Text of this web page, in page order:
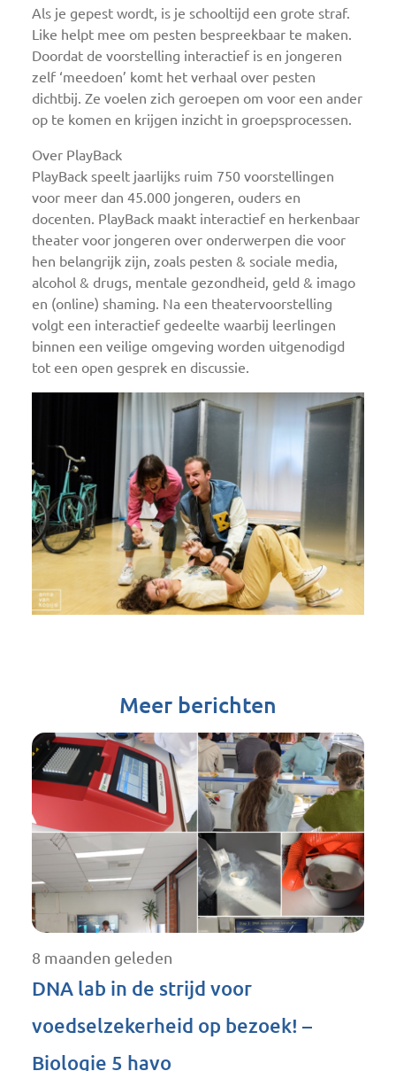
Als je gepest wordt, is je schooltijd een grote straf.
Like helpt mee om pesten bespreekbaar te maken.
Doordat de voorstelling interactief is en jongeren
zelf ‘meedoen’ komt het verhaal over pesten
dichtbij. Ze voelen zich geroepen om voor een ander
op te komen en krijgen inzicht in groepsprocessen.
Over PlayBack
PlayBack speelt jaarlijks ruim 750 voorstellingen
voor meer dan 45.000 jongeren, ouders en
docenten. PlayBack maakt interactief en herkenbaar
theater voor jongeren over onderwerpen die voor
hen belangrijk zijn, zoals pesten & sociale media,
alcohol & drugs, mentale gezondheid, geld & imago
en (online) shaming. Na een theatervoorstelling
volgt een interactief gedeelte waarbij leerlingen
binnen een veilige omgeving worden uitgenodigd
tot een open gesprek en discussie.
Meer berichten
8 maanden geleden
DNA lab in de strijd voor
voedselzekerheid op bezoek! –
Biologie 5 havo